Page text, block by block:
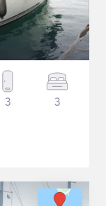
3 3